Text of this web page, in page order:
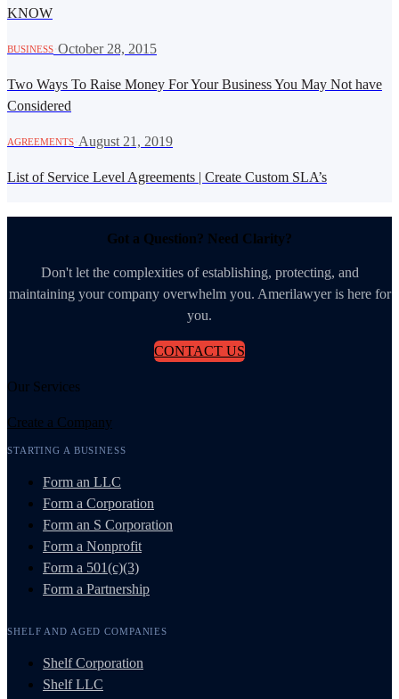
KNOW
BUSINESS October 28, 2015
Two Ways To Raise Money For Your Business You May Not have
Considered
AGREEMENTS August 21, 2019
List of Service Level Agreements | Create Custom SLA’s
Got a Question? Need Clarity?
Don't let the complexities of establishing, protecting, and
maintaining your company overwhelm you. Amerilawyer is here for
you.
CONTACT US
Our Services
Create a Company
STARTING A BUSINESS
Form an LLC
Form a Corporation
Form an S Corporation
Form a Nonprofit
Form a 501(c)(3)
Form a Partnership
SHELF AND AGED COMPANIES
Shelf Corporation
Shelf LLC